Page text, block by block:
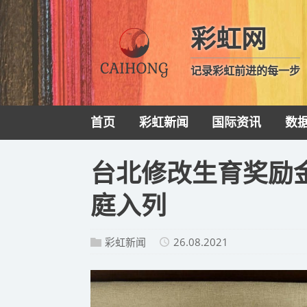
彩虹网
记录彩虹前进的每一步
首页 彩虹新闻 国际资讯 数
台北修改生育奖励
庭入列
彩虹新闻 26.08.2021